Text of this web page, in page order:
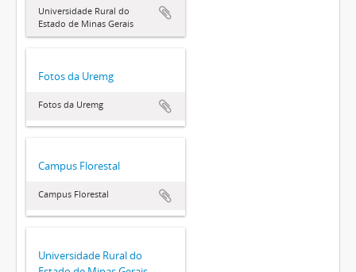
Universidade Rural do
Estado de Minas Gerais
Fotos da Uremg
Fotos da Uremg
Campus Florestal
Campus Florestal
Universidade Rural do